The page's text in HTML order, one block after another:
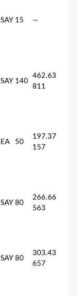
SAY 15 —
SAY 140
462.63
811
EA 50
197.37
157
SAY 80
266.66
563
SAY 80
303.43
657